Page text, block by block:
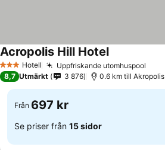
3 StjärnorHotell Uppfriskande utomhuspool
Acropolis Hill Hotel
8,7 Utmärkt 3 876 0.6 km till Akropolis
Från 697 kr
Se priser från 15 sidor